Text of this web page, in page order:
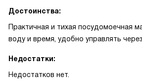
Достоинства:
Практичная и тихая посудомоечная
воду и время, удобно управлять
Недостатки:
Недостатков нет.